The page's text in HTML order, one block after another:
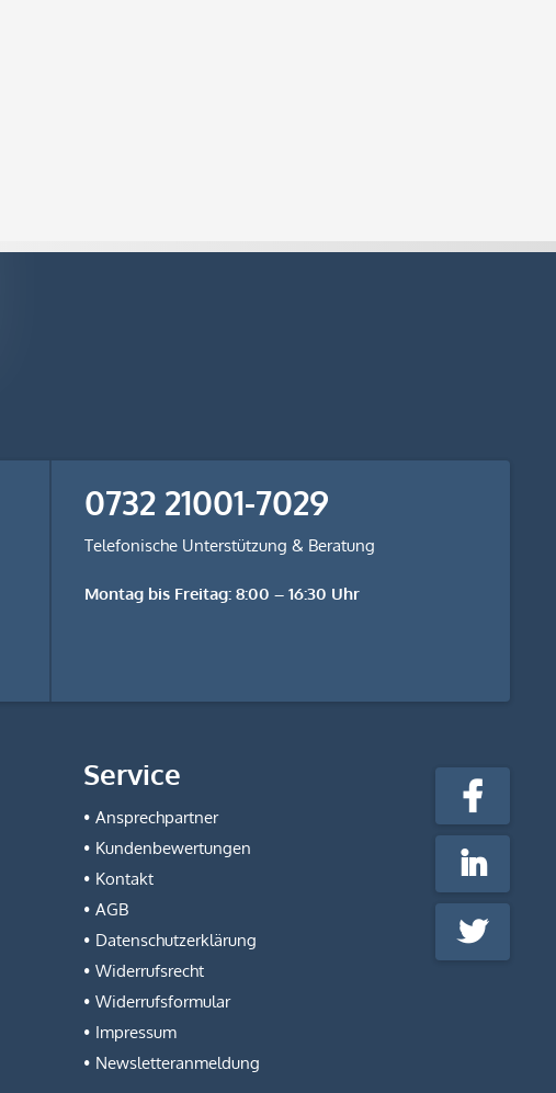
0732 21001-7029
Telefonische Unterstützung & Beratung
Montag bis Freitag: 8:00 – 16:30 Uhr
Service
Ansprechpartner
Kundenbewertungen
Kontakt
AGB
Datenschutzerklärung
Widerrufsrecht
Widerrufsformular
Impressum
Newsletteranmeldung
stempel-
fabrik.de
@Social
Media
Facebook
LinkedIn
Twitter